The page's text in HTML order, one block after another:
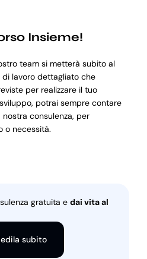
Insieme!
team si metterà subito al
di lavoro dettagliato che
per realizzare il tuo
potrai sempre contare
consulenza, per
o necessità.
gratuita e dai vita al
subito